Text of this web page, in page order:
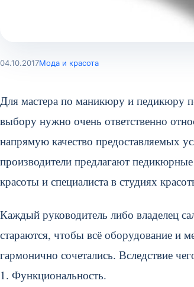
04.10.2017Мода и красота
Для мастера по маникюру и педикюру
выбору нужно очень ответственно
напрямую качество предоставляемых
производители предлагают
красоты и специалиста в студиях
Каждый руководитель либо владелец
стараются, чтобы всё оборудование и
гармонично сочетались. Вследствие
1. Функциональность.